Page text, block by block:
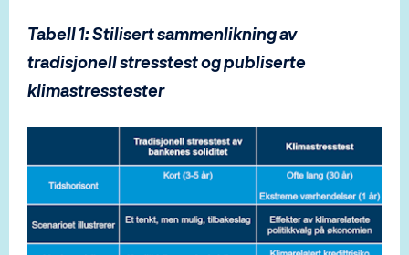
Tabell 1: Stilisert sammenlikning av
tradisjonell stresstest og publiserte
klimastresstester